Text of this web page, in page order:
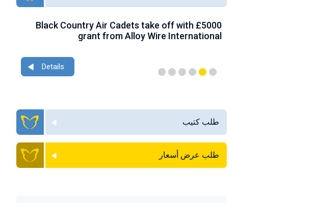
Black Country Air Cadets take off with £5000
grant from Alloy Wire International
Details
طلب كتيب
طلب عرض أسعار